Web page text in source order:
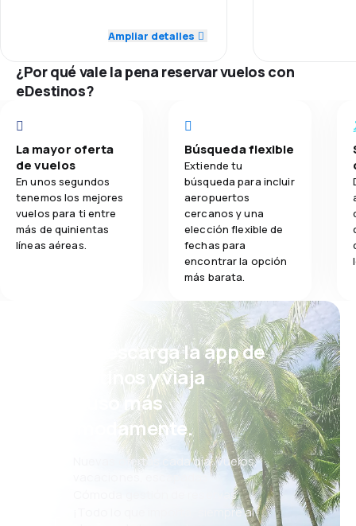
5,0
Red de conexiones 4,0
Comodidad de viaje 3,0
Transporte de equipaje 5,0
Comidas 4,0
Ampliar detalles
¿Por qué vale la pena reservar vuelos con
eDestinos?
La mayor oferta
de vuelos
En unos segundos
tenemos los mejores
vuelos para ti entre
más de quinientas
líneas aéreas.
Búsqueda flexible
Extiende tu
búsqueda para incluir
aeropuertos
cercanos y una
elección flexible de
fechas para
encontrar la opción
más barata.
¡Eh! Descarga la app de
eDestinos y viaja
incluso más
cómodamente.
Nuevas ofertas cada día: vuelos,
vacaciones, escapadas
Cómoda gestión de reservas
¡Todo lo que importa, siempre al